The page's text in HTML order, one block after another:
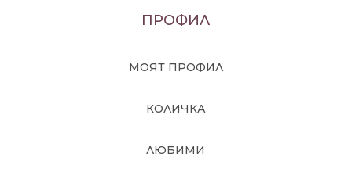
ПРОФИЛ
МОЯТ ПРОФИЛ
КОЛИЧКА
ЛЮБИМИ